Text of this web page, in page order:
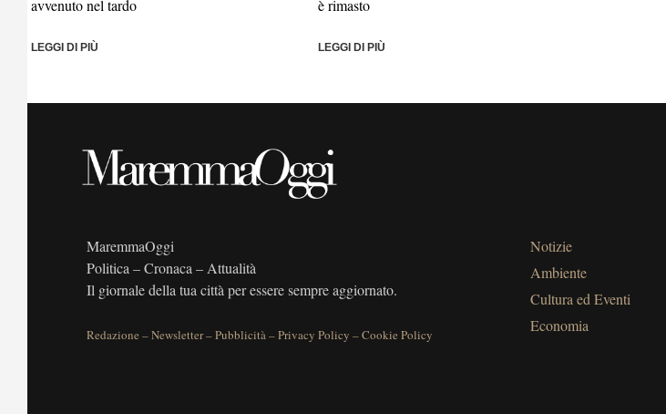
avvenuto nel tardo
LEGGI DI PIÙ
è rimasto
LEGGI DI PIÙ
MaremmaOggi
Politica – Cronaca – Attualità
Il giornale della tua città per essere sempre aggiornato.
Redazione –Newsletter–Pubblicità–Privacy Policy –Cookie Policy
Notizie
Ambiente
Cultura ed Eventi
Economia